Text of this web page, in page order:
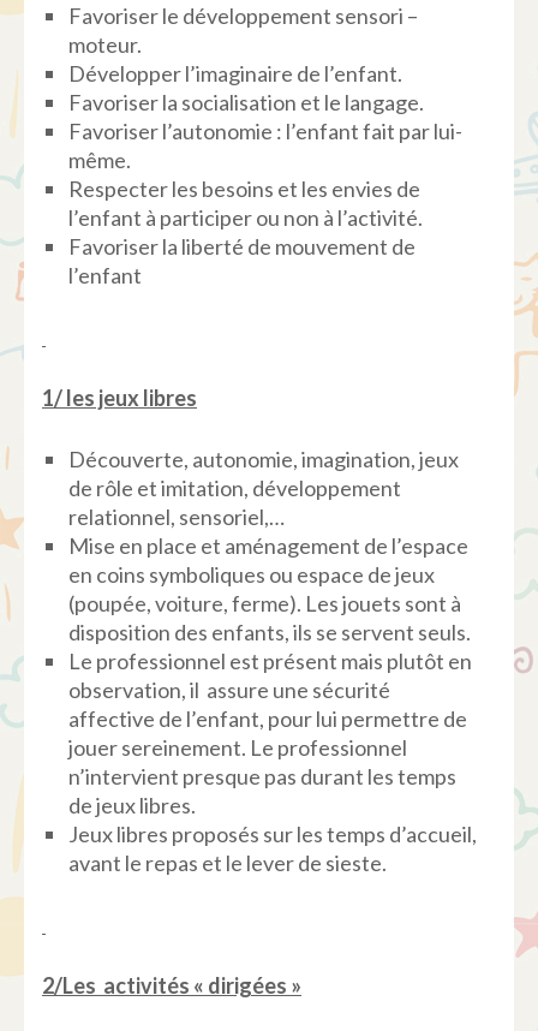
Favoriser le développement sensori –
moteur.
Développer l’imaginaire de l’enfant.
Favoriser la socialisation et le langage.
Favoriser l’autonomie : l’enfant fait par lui-
même.
Respecter les besoins et les envies de
l’enfant à participer ou non à l’activité.
Favoriser la liberté de mouvement de
l’enfant
1/ les jeux libres
Découverte, autonomie, imagination, jeux
de rôle et imitation, développement
relationnel, sensoriel,…
Mise en place et aménagement de l’espace
en coins symboliques ou espace de jeux
(poupée, voiture, ferme). Les jouets sont à
disposition des enfants, ils se servent seuls.
Le professionnel est présent mais plutôt en
observation, il assure une sécurité
affective de l’enfant, pour lui permettre de
jouer sereinement. Le professionnel
n’intervient presque pas durant les temps
de jeux libres.
Jeux libres proposés sur les temps d’accueil,
avant le repas et le lever de sieste.
2/Les activités « dirigées »